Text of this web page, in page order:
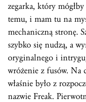
zegarka, który
temu, i mam tu na
mechaniczną stronę.
szybko się nudzą, a
oryginalnego i
wróżenie z fusów. Na
właśnie było z
nazwie Freak.